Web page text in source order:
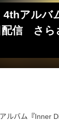
アルバ
配信 さら
ルバム『Inner